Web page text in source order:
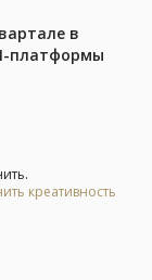
в
платформы
креативность